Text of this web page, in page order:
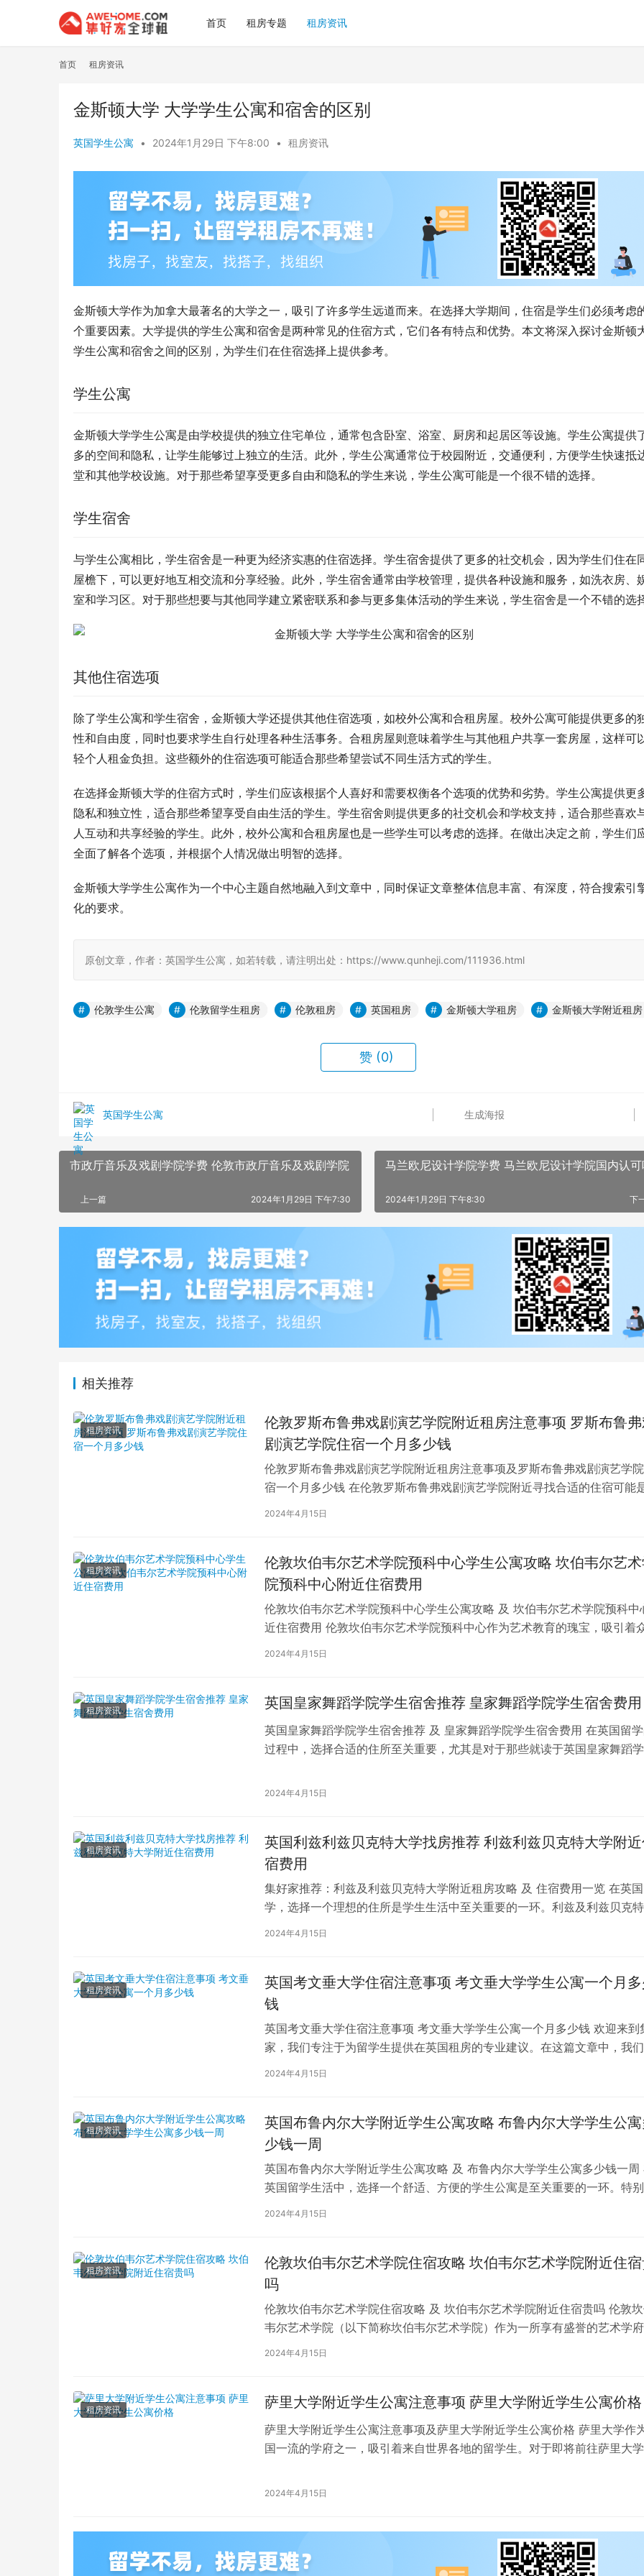
首页 租房专题 租房资讯
首页 租房资讯
金斯顿大学 大学学生公寓和宿舍的区别
英国学生公寓 • 2024年1月29日 下午8:00 • 租房资讯
金斯顿大学作为加拿大最著名的大学之一，吸引了许多学生远道而来。在选择大学期间，住宿是学生们必须考虑
个重要因素。大学提供的学生公寓和宿舍是两种常见的住宿方式，它们各有特点和优势。本文将深入探讨金斯顿
学生公寓和宿舍之间的区别，为学生们在住宿选择上提供参考。
学生公寓
金斯顿大学学生公寓是由学校提供的独立住宅单位，通常包含卧室、浴室、厨房和起居区等设施。学生公寓提供
多的空间和隐私，让学生能够过上独立的生活。此外，学生公寓通常位于校园附近，交通便利，方便学生快速抵
堂和其他学校设施。对于那些希望享受更多自由和隐私的学生来说，学生公寓可能是一个很不错的选择。
学生宿舍
与学生公寓相比，学生宿舍是一种更为经济实惠的住宿选择。学生宿舍提供了更多的社交机会，因为学生们住在
屋檐下，可以更好地互相交流和分享经验。此外，学生宿舍通常由学校管理，提供各种设施和服务，如洗衣房、
室和学习区。对于那些想要与其他同学建立紧密联系和参与更多集体活动的学生来说，学生宿舍是一个不错的选择
其他住宿选项
除了学生公寓和学生宿舍，金斯顿大学还提供其他住宿选项，如校外公寓和合租房屋。校外公寓可能提供更多的
性和自由度，同时也要求学生自行处理各种生活事务。合租房屋则意味着学生与其他租户共享一套房屋，这样可
轻个人租金负担。这些额外的住宿选项可能适合那些希望尝试不同生活方式的学生。
在选择金斯顿大学的住宿方式时，学生们应该根据个人喜好和需要权衡各个选项的优势和劣势。学生公寓提供更
隐私和独立性，适合那些希望享受自由生活的学生。学生宿舍则提供更多的社交机会和学校支持，适合那些喜欢
人互动和共享经验的学生。此外，校外公寓和合租房屋也是一些学生可以考虑的选择。在做出决定之前，学生们
全面了解各个选项，并根据个人情况做出明智的选择。
金斯顿大学学生公寓作为一个中心主题自然地融入到文章中，同时保证文章整体信息丰富、有深度，符合搜索引
化的要求。
原创文章，作者：英国学生公寓，如若转载，请注明出处：https://www.qunheji.com/111936.html
伦敦学生公寓 伦敦留学生租房 伦敦租房 英国租房 金斯顿大学租房 金斯顿大学附近租房
赞 (0)
英国学生公寓 生成海报
市政厅音乐及戏剧学院学费 伦敦市政厅音乐及戏剧学院
上一篇 2024年1月29日 下午7:30
马兰欧尼设计学院学费 马兰欧尼设计学院国内认
下
2024年1月29日 下午8:30
相关推荐
租房资讯
伦敦罗斯布鲁弗戏剧演艺学院附近租房注意事项 罗斯布鲁
剧演艺学院住宿一个月多少钱
伦敦罗斯布鲁弗戏剧演艺学院附近租房注意事项及罗斯布鲁弗戏剧演艺学
宿一个月多少钱 在伦敦罗斯布鲁弗戏剧演艺学院附近寻找合适的住宿可能
学生活中的一项关键任务。为了帮助您顺利完成…
2024年4月15日
租房资讯
伦敦坎伯韦尔艺术学院预科中心学生公寓攻略 坎伯韦尔艺
院预科中心附近住宿费用
伦敦坎伯韦尔艺术学院预科中心学生公寓攻略 及 坎伯韦尔艺术学院预科中
近住宿费用 伦敦坎伯韦尔艺术学院预科中心作为艺术教育的瑰宝，吸引着
2024年4月15日
租房资讯 英国皇家舞蹈学院学生宿舍推荐 皇家舞蹈学院学生宿舍费用
英国皇家舞蹈学院学生宿舍推荐 及 皇家舞蹈学院学生宿舍费用 在英国留
过程中，选择合适的住所至关重要，尤其是对于那些就读于英国皇家舞蹈学
2024年4月15日
租房资讯
英国利兹利兹贝克特大学找房推荐 利兹利兹贝克特大学附
宿费用
集好家推荐：利兹及利兹贝克特大学附近租房攻略 及 住宿费用一览 在英
学，选择一个理想的住所是学生生活中至关重要的一环。利兹及利兹贝克特
学（以下简称利兹贝大）作为英国一所卓越的…
2024年4月15日
租房资讯
英国考文垂大学住宿注意事项 考文垂大学学生公寓一个月
钱
英国考文垂大学住宿注意事项 考文垂大学学生公寓一个月多少钱 欢迎来到
家，我们专注于为留学生提供在英国租房的专业建议。在这篇文章中，我们
深入探讨英国考文垂大学住宿的注意事项，以…
2024年4月15日
租房资讯
英国布鲁内尔大学附近学生公寓攻略 布鲁内尔大学学生公寓
少钱一周
英国布鲁内尔大学附近学生公寓攻略 及 布鲁内尔大学学生公寓多少钱一周
英国留学生活中，选择一个舒适、方便的学生公寓是至关重要的一环。特别
2024年4月15日
租房资讯
伦敦坎伯韦尔艺术学院住宿攻略 坎伯韦尔艺术学院附近住
吗
伦敦坎伯韦尔艺术学院住宿攻略 及 坎伯韦尔艺术学院附近住宿贵吗 伦敦
韦尔艺术学院（以下简称坎伯韦尔艺术学院）作为一所享有盛誉的艺术学府
吸引了全球各地的学子前来学习。而对于即将…
2024年4月15日
租房资讯 萨里大学附近学生公寓注意事项 萨里大学附近学生公寓价格
萨里大学附近学生公寓注意事项及萨里大学附近学生公寓价格 萨里大学作
国一流的学府之一，吸引着来自世界各地的留学生。对于即将前往萨里大学
2024年4月15日